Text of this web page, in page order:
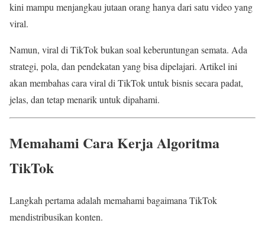
kini mampu menjangkau jutaan orang hanya dari satu video yang
viral.
Namun, viral di TikTok bukan soal keberuntungan semata. Ada
strategi, pola, dan pendekatan yang bisa dipelajari. Artikel ini
akan membahas cara viral di TikTok untuk bisnis secara padat,
jelas, dan tetap menarik untuk dipahami.
Memahami Cara Kerja Algoritma
TikTok
Langkah pertama adalah memahami bagaimana TikTok
mendistribusikan konten.